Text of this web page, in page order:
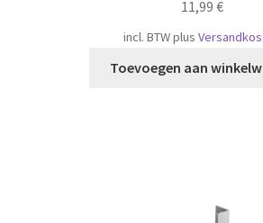
11,99 €
incl. BTWplus
Toevoegen aan